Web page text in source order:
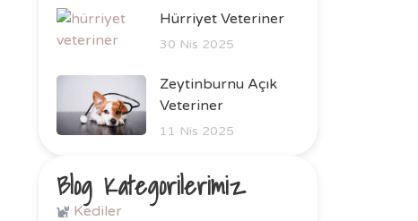
Hürriyet Veteriner
30 Nis 2025
Zeytinburnu Açık
Veteriner
11 Nis 2025
Blog Kategorilerimiz
Kediler